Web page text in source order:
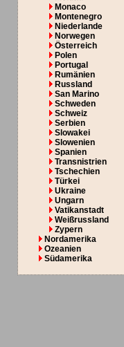
Monaco
Montenegro
Niederlande
Norwegen
Österreich
Polen
Portugal
Rumänien
Russland
San Marino
Schweden
Schweiz
Serbien
Slowakei
Slowenien
Spanien
Transnistrien
Tschechien
Türkei
Ukraine
Ungarn
Vatikanstadt
Weißrussland
Zypern
Nordamerika
Ozeanien
Südamerika